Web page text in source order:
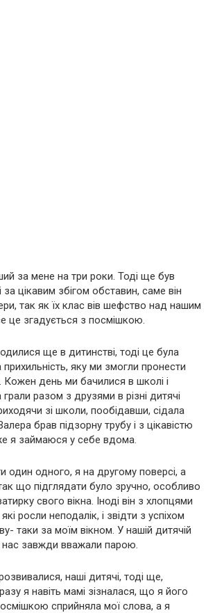
за мене на три роки. Тоді ще був
за цікавим збігом обставин, саме він
так як їх клас вів шефство над нашим
це згадується з посмішкою.
ще в дитинстві, тоді це була
яку ми змогли пронести
Кожен день ми бачилися в школі і
разом з друзями в різні дитячі
зі школи, пообідавши, сідала
брав підзорну трубу і з цікавістю
я займаюся у себе вдома.
один одного, я на другому поверсі, а
що підглядати було зручно, особливо
свого вікна. Іноді він з хлопцями
росли неподалік, і звідти з успіхом
таки за моїм вікном. У нашій дитячій
нас завжди вважали парою.
наші дитячі, тоді ще,
я навіть мамі зізналася, що я його
сприйняла мої слова, а я